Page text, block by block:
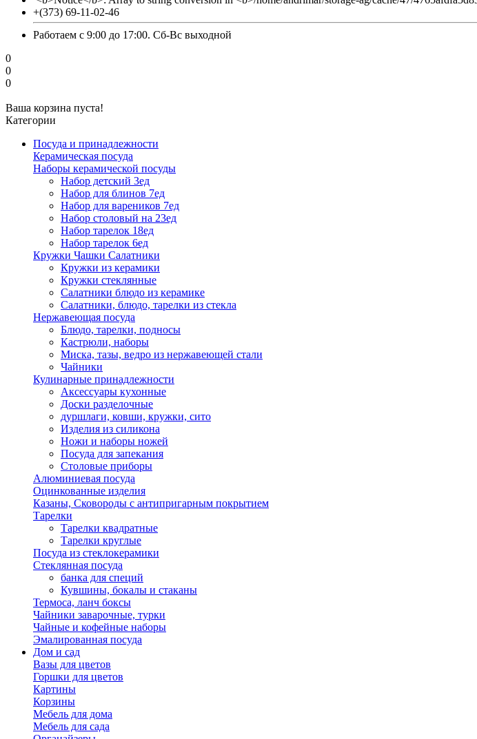
+(373) 69-11-02-46
Работаем с 9:00 до 17:00. Сб-Вс выходной
0
0
0
Ваша корзина пуста!
Категории
Посуда и принадлежности
Керамическая посуда
Наборы керамической посуды
Набор детский 3ед
Набор для блинов 7ед
Набор для вареников 7ед
Набор столовый на 23ед
Набор тарелок 18ед
Набор тарелок 6ед
Кружки Чашки Салатники
Кружки из керамики
Кружки стеклянные
Салатники блюдо из керамике
Салатники, блюдо, тарелки из стекла
Нержавеющая посуда
Блюдо, тарелки, подносы
Кастрюли, наборы
Миска, тазы, ведро из нержавеющей стали
Чайники
Кулинарные принадлежности
Аксессуары кухонные
Доски разделочные
дуршлаги, ковши, кружки, сито
Изделия из силикона
Ножи и наборы ножей
Посуда для запекания
Столовые приборы
Алюминиевая посуда
Оцинкованные изделия
Казаны, Сковороды с антипригарным покрытием
Тарелки
Тарелки квадратные
Тарелки круглые
Посуда из стеклокерамики
Стеклянная посуда
банка для специй
Кувшины, бокалы и стаканы
Термоса, ланч боксы
Чайники заварочные, турки
Чайные и кофейные наборы
Эмалированная посуда
Дом и сад
Вазы для цветов
Горшки для цветов
Картины
Корзины
Мебель для дома
Мебель для сада